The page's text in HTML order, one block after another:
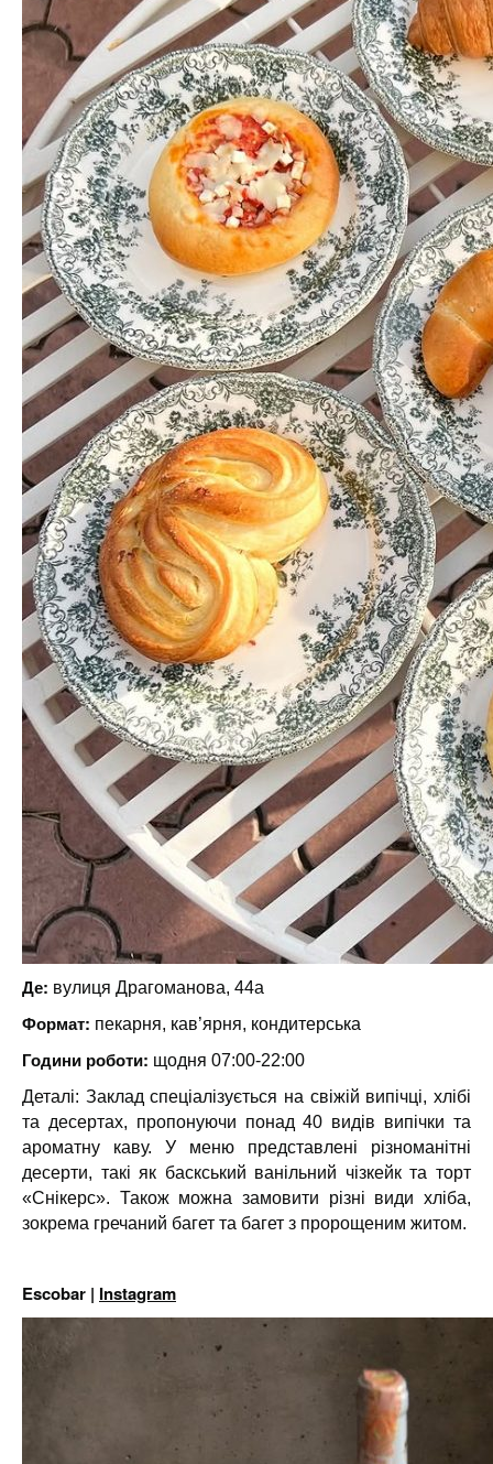
Де: вулиця Драгоманова, 44а
Формат: пекарня, кав’ярня, кондитерська
Години роботи: щодня 07:00-22:00
Деталі: Заклад спеціалізується на свіжій випічці, хлібі
та десертах, пропонуючи понад 40 видів випічки та
ароматну каву. У меню представлені різноманітні
десерти, такі як баскський ванільний чізкейк та торт
«Снікерс». Також можна замовити різні види хліба,
зокрема гречаний багет та багет з пророщеним житом.
Escobar | Instagram